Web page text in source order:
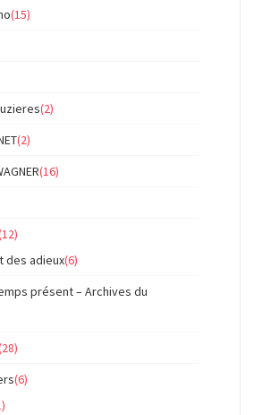
(15)
(2)
(2)
(16)
des adieux(6)
présent – Archives du
(6)